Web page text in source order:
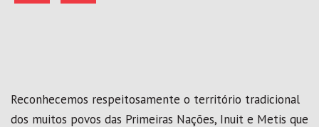
Reconhecemos respeitosamente o território tradicional
dos muitos povos das Primeiras Nações, Inuit e Metis que